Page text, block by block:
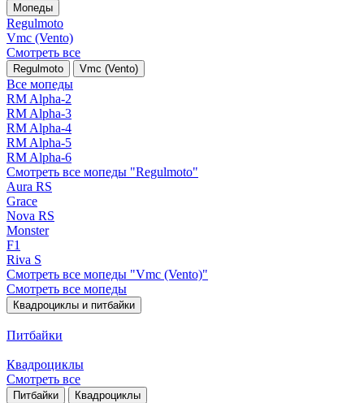
Мопеды
Regulmoto
Vmc (Vento)
Смотреть все
Regulmoto Vmc (Vento)
Все мопеды
RM Alpha-2
RM Alpha-3
RM Alpha-4
RM Alpha-5
RM Alpha-6
Смотреть все мопеды "Regulmoto"
Aura RS
Grace
Nova RS
Monster
F1
Riva S
Смотреть все мопеды "Vmc (Vento)"
Смотреть все мопеды
Квадроциклы и питбайки
Питбайки
Квадроциклы
Смотреть все
Питбайки Квадроциклы